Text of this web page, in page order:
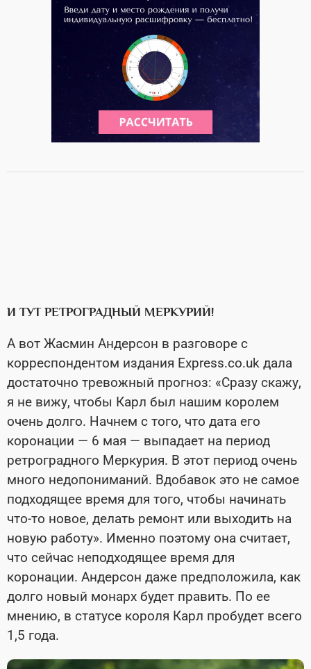
И ТУТ РЕТРОГРАДНЫЙ МЕРКУРИЙ!
А вот Жасмин Андерсон в разговоре с
корреспондентом издания Express.co.uk дала
достаточно тревожный прогноз: «Сразу скажу,
я не вижу, чтобы Карл был нашим королем
очень долго. Начнем с того, что дата его
коронации — 6 мая — выпадает на период
ретроградного Меркурия. В этот период очень
много недопониманий. Вдобавок это не самое
подходящее время для того, чтобы начинать
что-то новое, делать ремонт или выходить на
новую работу». Именно поэтому она считает,
что сейчас неподходящее время для
коронации. Андерсон даже предположила, как
долго новый монарх будет править. По ее
мнению, в статусе короля Карл пробудет всего
1,5 года.